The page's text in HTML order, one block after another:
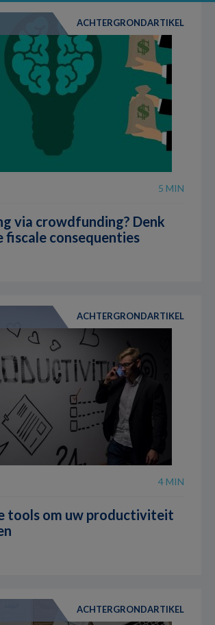
ACHTERGRONDARTIKEL
5 MIN
via crowdfunding? Denk
fiscale consequenties
ACHTERGRONDARTIKEL
4 MIN
tools om uw productiviteit
ACHTERGRONDARTIKEL